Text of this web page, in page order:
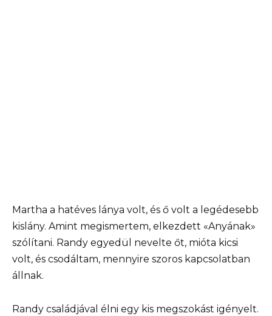
Martha a hatéves lánya volt, és ő volt a legédesebb
kislány. Amint megismertem, elkezdett «Anyának»
szólítani. Randy egyedül nevelte őt, mióta kicsi
volt, és csodáltam, mennyire szoros kapcsolatban
állnak.
Randy családjával élni egy kis megszokást igényelt.